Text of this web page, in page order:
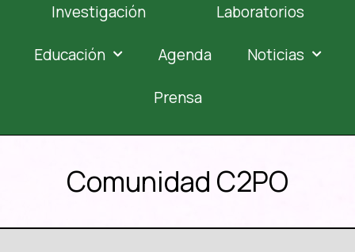
Investigación Laboratorios
Educación Agenda Noticias
Prensa
Comunidad C2PO